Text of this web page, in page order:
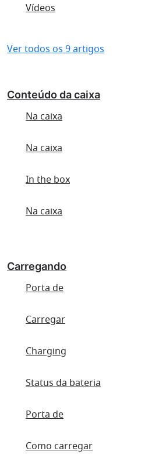
Vídeos
Ver todos os 9 artigos
Conteúdo da caixa
Na caixa
Na caixa
In the box
Na caixa
Carregando
Porta de
Carregar
Charging
Status da bateria
Porta de
Como carregar